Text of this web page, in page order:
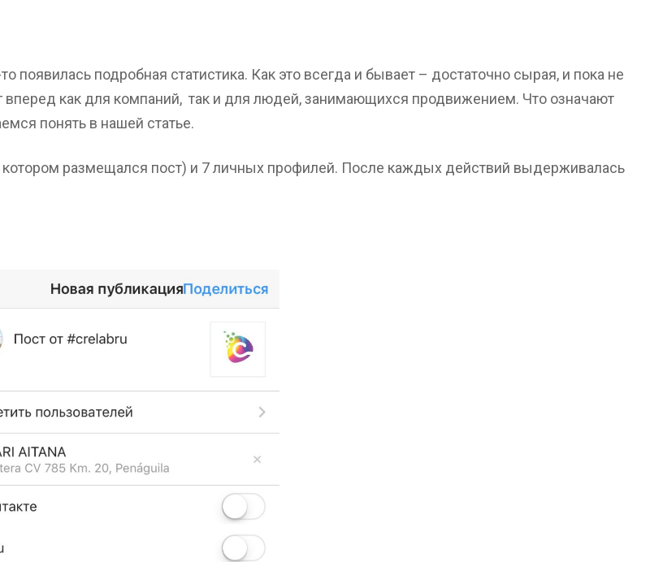
появилась подробная статистика. Как это всегда и бывает – достаточно сырая, и пока не
вперед как для компаний, так и для людей, занимающихся продвижением. Что означают
понять в нашей статье.
котором размещался пост) и 7 личных профилей. После каждых действий выдерживалась